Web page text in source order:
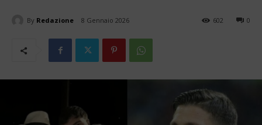
By Redazione 8 Gennaio 2026 0
602